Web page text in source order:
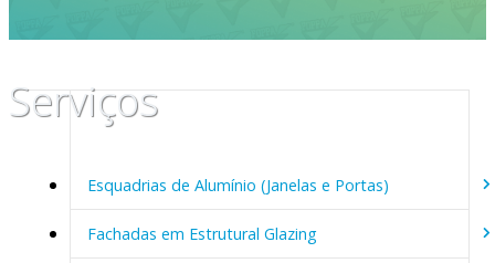
Serviços
Esquadrias de Alumínio (Janelas e Portas)
Fachadas em Estrutural Glazing